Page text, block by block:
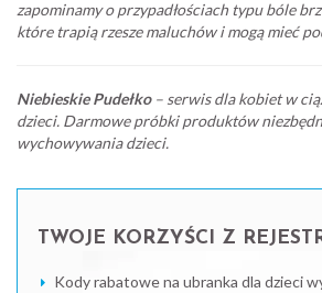
zapominamy o przypadłościach typu bóle
które trapią rzesze maluchów i mogą mieć
Niebieskie Pudełko– serwis dla kobiet w
dzieci. Darmowe próbki produktów
wychowywania dzieci.
TWOJE KORZYŚCI Z
Kody rabatowe na ubranka dla dzieci